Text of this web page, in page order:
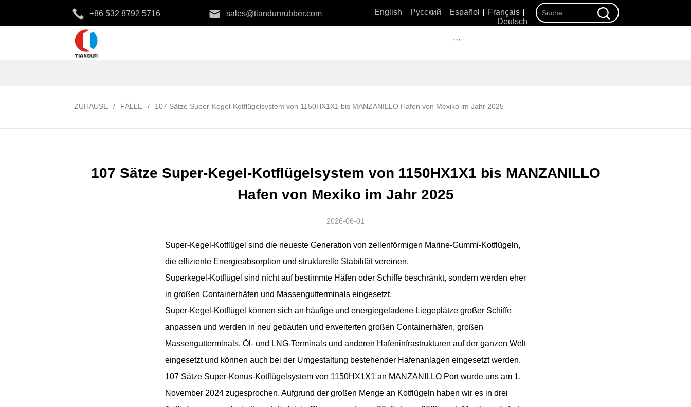
+86 532 8792 5716 sales@tiandunrubber.com English Русский Español
Français
Deutsch
···
ZUHAUSE / FÄLLE / 107 Sätze Super-Kegel-Kotflügelsystem von 1150HX1X1 bis MANZANILLO Hafen von Mexiko im Jahr 2025
107 Sätze Super-Kegel-Kotflügelsystem von 1150HX1X1 bis MANZANILLO
Hafen von Mexiko im Jahr 2025
2026-06-01